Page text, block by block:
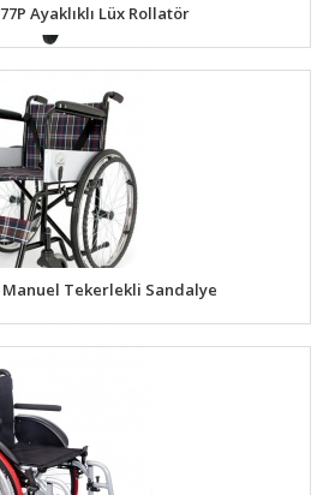
Ayaklıklı Lüx Rollatör
Manuel Tekerlekli Sandalye